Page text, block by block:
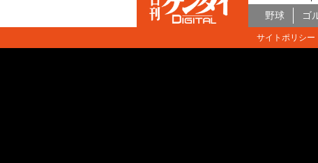
野球
ゴ
サイトポリシー